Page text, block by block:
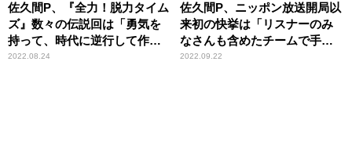
佐久間P、『全力！脱力タイム
ズ』数々の伝説回は「勇気を
持って、時代に逆行して作っ
たからなんじゃないか……」
2022.08.24
佐久間P、ニッポン放送開局以
来初の快挙は「リスナーのみ
なさんも含めたチームで手に
入れた」
2022.09.22